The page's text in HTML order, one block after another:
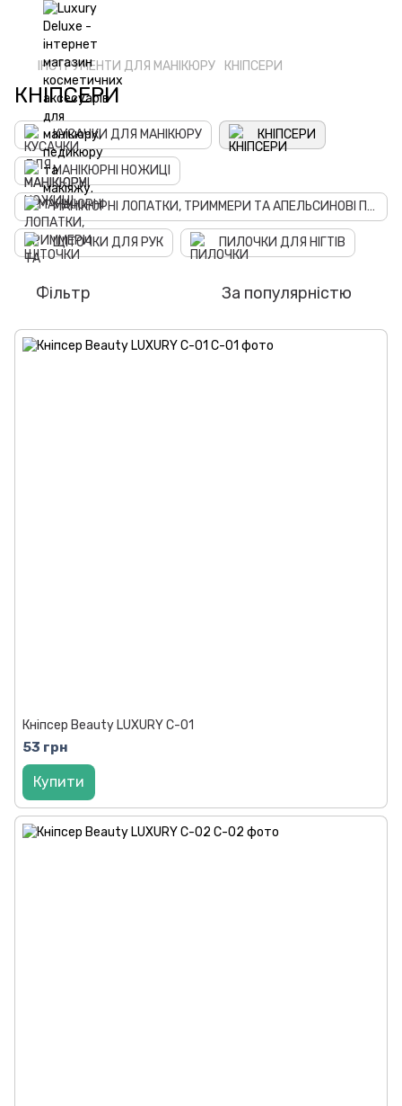
ІНСТРУМЕНТИ ДЛЯ МАНІКЮРУ КНІПСЕРИ
КНІПСЕРИ
КУСАЧКИ ДЛЯ МАНІКЮРУ КНІПСЕРИ
МАНІКЮРНІ НОЖИЦІ
МАНІКЮРНІ ЛОПАТКИ, ТРИММЕРИ ТА АПЕЛЬСИНОВІ ПАЛИЧКИ
ЩІТОЧКИ ДЛЯ РУК ПИЛОЧКИ ДЛЯ НІГТІВ
Фільтр За популярністю
Кніпсер Beauty LUXURY C-01
53 грн
Купити